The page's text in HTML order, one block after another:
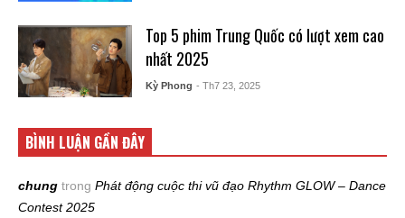
Top 5 phim Trung Quốc có lượt xem cao
nhất 2025
Kỳ Phong - Th7 23, 2025
BÌNH LUẬN GẦN ĐÂY
chung trong Phát động cuộc thi vũ đạo Rhythm GLOW – Dance
Contest 2025